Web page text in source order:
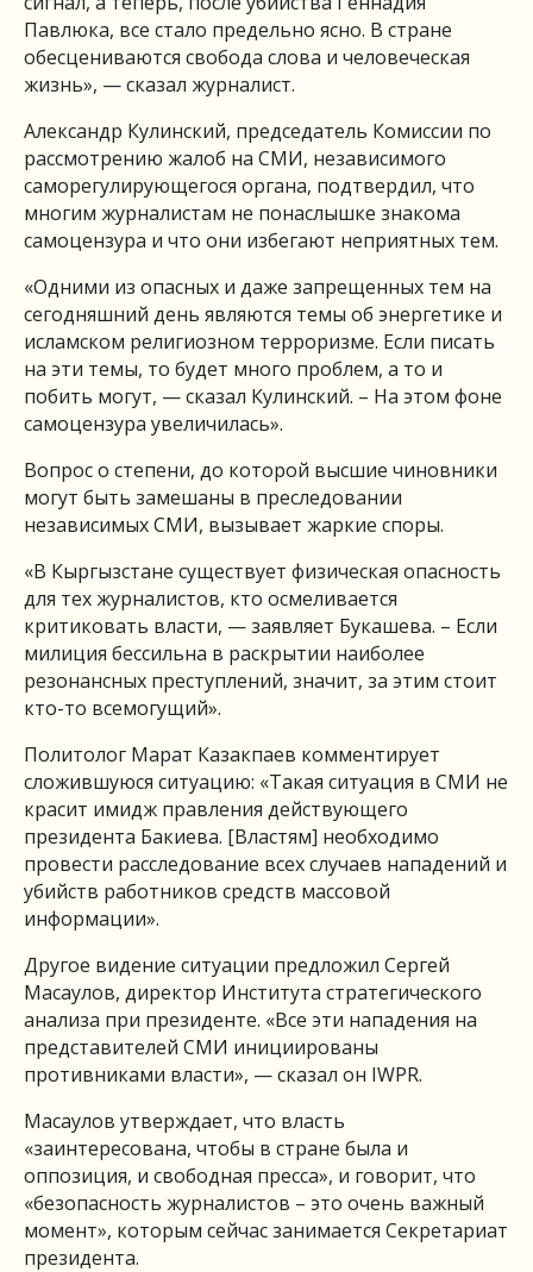
Павлюка, все стало предельно ясно. В стране
обесцениваются свобода слова и человеческая
жизнь», — сказал журналист.
Александр Кулинский, председатель Комиссии по
рассмотрению жалоб на СМИ, независимого
саморегулирующегося органа, подтвердил, что
многим журналистам не понаслышке знакома
самоцензура и что они избегают неприятных тем.
«Одними из опасных и даже запрещенных тем на
сегодняшний день являются темы об энергетике и
исламском религиозном терроризме. Если писать
на эти темы, то будет много проблем, а то и
побить могут, — сказал Кулинский. – На этом фоне
самоцензура увеличилась».
Вопрос о степени, до которой высшие чиновники
могут быть замешаны в преследовании
независимых СМИ, вызывает жаркие споры.
«В Кыргызстане существует физическая опасность
для тех журналистов, кто осмеливается
критиковать власти, — заявляет Букашева. – Если
милиция бессильна в раскрытии наиболее
резонансных преступлений, значит, за этим стоит
кто-то всемогущий».
Политолог Марат Казакпаев комментирует
сложившуюся ситуацию: «Такая ситуация в СМИ не
красит имидж правления действующего
президента Бакиева. [Властям] необходимо
провести расследование всех случаев нападений и
убийств работников средств массовой
информации».
Другое видение ситуации предложил Сергей
Масаулов, директор Института стратегического
анализа при президенте. «Все эти нападения на
представителей СМИ инициированы
противниками власти», — сказал он IWPR.
Масаулов утверждает, что власть
«заинтересована, чтобы в стране была и
оппозиция, и свободная пресса», и говорит, что
«безопасность журналистов – это очень важный
момент», которым сейчас занимается Секретариат
президента.